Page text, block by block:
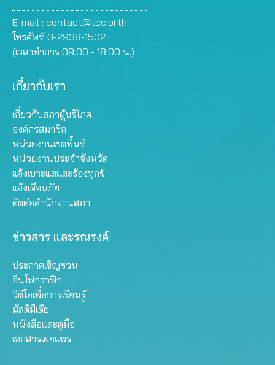
E-mail : contact@tcc.or.th
โทรศัพท์ 0-2938-1502
(เวลาทำการ 09.00 - 18.00 น.)
เกี่ยวกับเรา
เกี่ยวกับสภาผู้บริโภค
องค์กรสมาชิก
หน่วยงานเขตพื้นที่
หน่วยงานประจำจังหวัด
แจ้งเบาะแสและร้องทุกข์
แจ้งเตือนภัย
ติดต่อสำนักงานสภา
ข่าวสาร และรณรงค์
ประกาศเชิญชวน
อินโฟกราฟิก
วิดีโอเพื่อการเรียนรู้
มัลติมีเดีย
หนังสือและคู่มือ
เอกสารเผยแพร่